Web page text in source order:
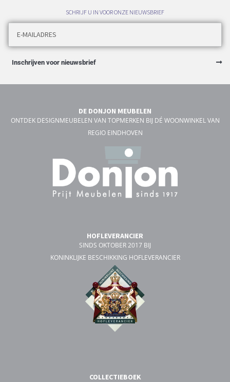
SCHRIJF U IN VOOR ONZE NIEUWSBRIEF
Inschrijven voor nieuwsbrief
DE DONJON MEUBELEN
ONTDEK DESIGNMEUBELEN VAN TOPMERKEN BIJ DÉ WOONWINKEL VAN
REGIO EINDHOVEN
HOFLEVERANCIER
SINDS OKTOBER 2017 BIJ
KONINKLIJKE BESCHIKKING HOFLEVERANCIER
COLLECTIEBOEK